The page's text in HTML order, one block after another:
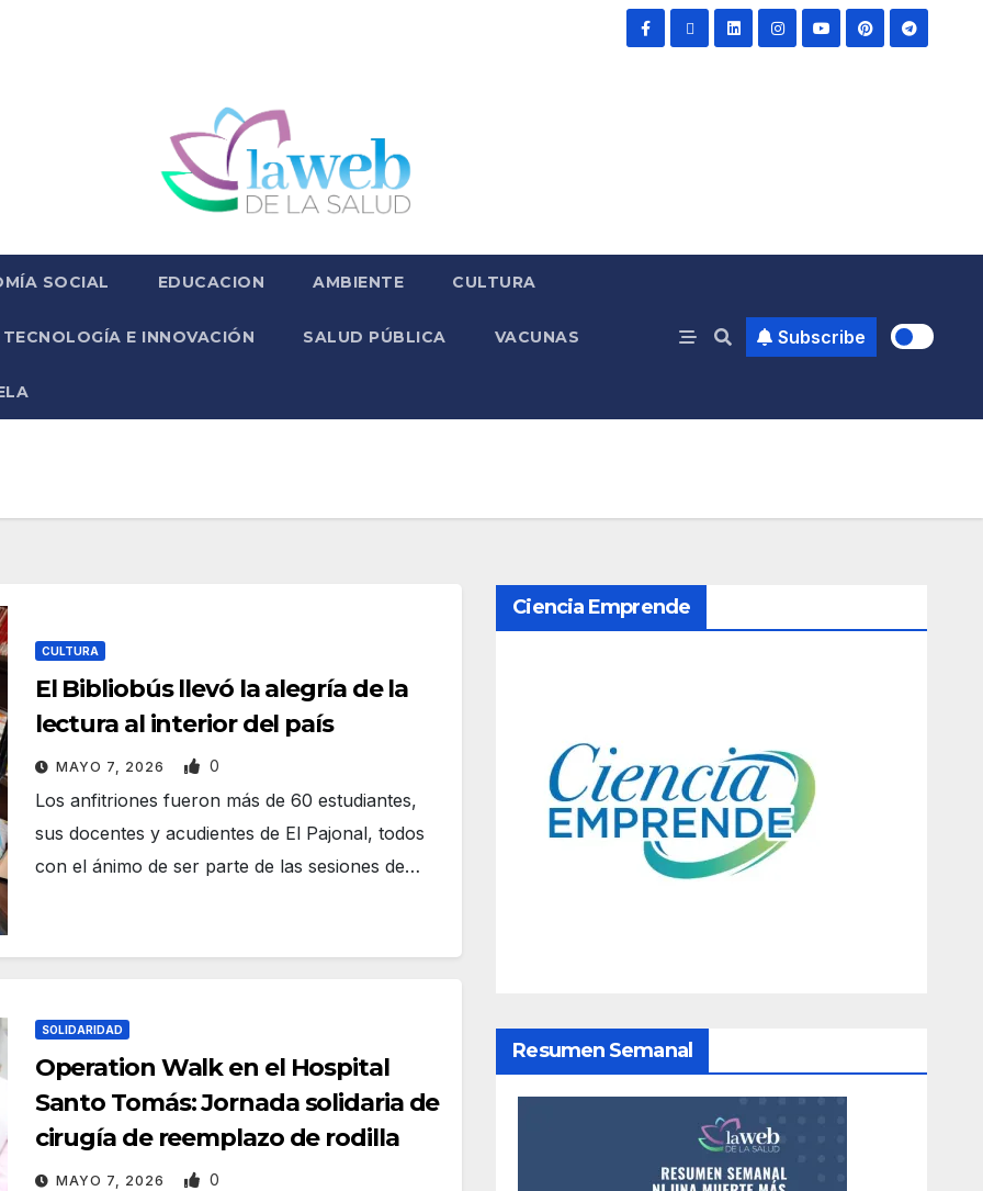
SOCIAL EDUCACION AMBIENTE CULTURA
TECNOLOGÍA E INNOVACIÓN SALUD PÚBLICA VACUNAS Subscribe
CULTURA
El Bibliobús llevó la alegría de la
lectura al interior del país
MAYO 7, 2026 0
Los anfitriones fueron más de 60 estudiantes,
sus docentes y acudientes de El Pajonal, todos
con el ánimo de ser parte de las sesiones de…
SOLIDARIDAD
Operation Walk en el Hospital
Santo Tomás: Jornada solidaria de
cirugía de reemplazo de rodilla
MAYO 7, 2026 0
Ciencia Emprende
Resumen Semanal